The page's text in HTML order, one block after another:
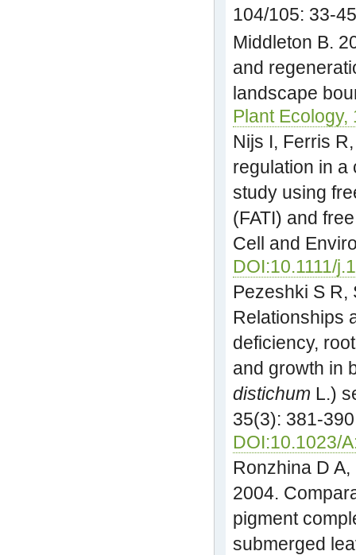
104/105: 33-
Middleton B.
and
landscape
Plant Ecology,
Nijs I, Ferris
regulation in a
study using
(FATI) and
Cell and
DOI:10.1111/
Pezeshki S R,
Relationships
deficiency,
and growth in
distichum L.)
35(3): 381-
DOI:10.1023/
Ronzhina D
2004.
pigment
submerged